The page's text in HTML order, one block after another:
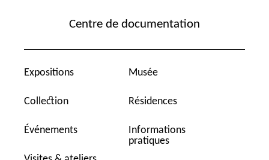
Centre de documentation
Expositions
Collection
Événements
Musée
Résidences
Informations
pratiques